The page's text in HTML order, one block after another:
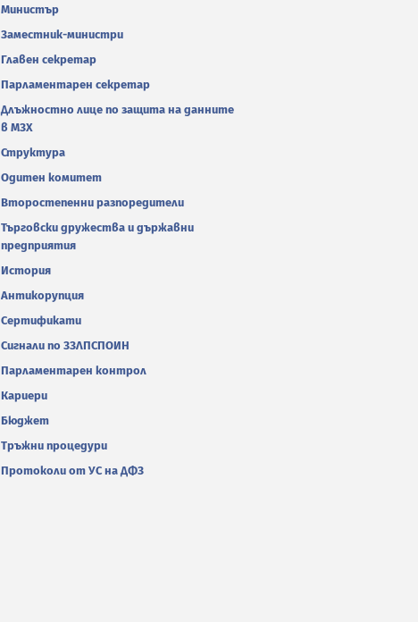
Министър
Заместник-министри
Главен секретар
Парламентарен секретар
Длъжностно лице по защита на данните
в МЗХ
Структура
Одитен комитет
Второстепенни разпоредители
Търговски дружества и държавни
предприятия
История
Антикорупция
Сертификати
Сигнали по ЗЗЛПСПОИН
Парламентарен контрол
Кариери
Бюджет
Тръжни процедури
Протоколи от УС на ДФЗ